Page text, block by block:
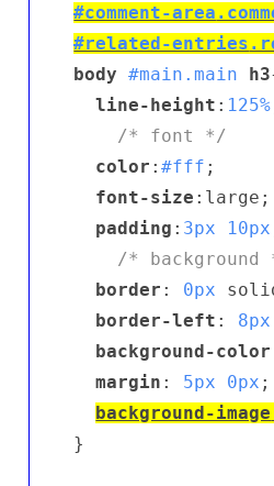
#comment-area
#related-entries
body
#main .main h3
line-height : 125%
/* font */
color :#fff ;
font-size :large;
padding : 3px 10px
/* background
border : 0px
border-left : 8px
background-color
margin : 5px 0px ;
background-image
}